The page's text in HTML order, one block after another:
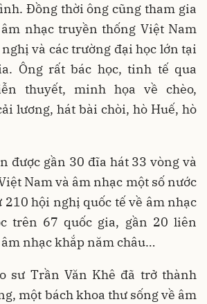
Đồng thời ông cũng tham gia
nhạc truyền thống Việt Nam
và các trường đại học lớn tại
Ông rất bác học, tinh tế qua
thuyết, minh họa về chèo,
lương, hát bài chòi, hò Huế, hò
được gần 30 đĩa hát 33 vòng và
Nam và âm nhạc một số nước
210 hội nghị quốc tế về âm nhạc
trên 67 quốc gia, gần 20 liên
nhạc khắp năm châu…
sư Trần Văn Khê đã trở thành
một bách khoa thư sống về âm